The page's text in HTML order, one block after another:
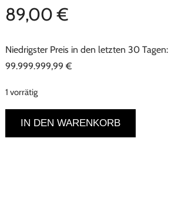
89,00€
Niedrigster Preis in den letzten 30 Tagen:
99.999.999,99€
1 vorrätig
IN DEN WARENKORB